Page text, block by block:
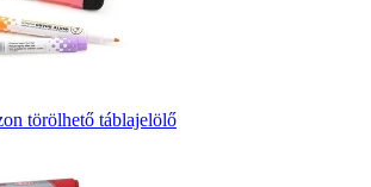
törölhető táblajelölő